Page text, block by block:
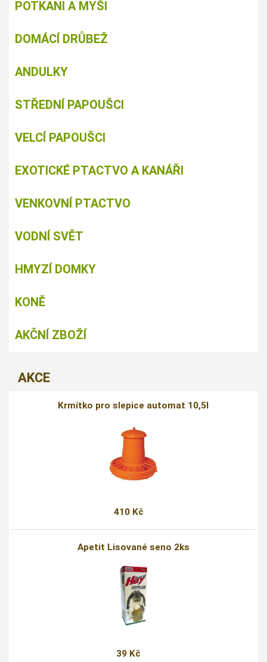
POTKANI A MYŠI
DOMÁCÍ DRŮBEŽ
ANDULKY
STŘEDNÍ PAPOUŠCI
VELCÍ PAPOUŠCI
EXOTICKÉ PTACTVO A KANÁŘI
VENKOVNÍ PTACTVO
VODNÍ SVĚT
HMYZÍ DOMKY
KONĚ
AKČNÍ ZBOŽÍ
AKCE
Krmítko pro slepice automat 10,5l
410 Kč
Apetit Lisované seno 2ks
39 Kč